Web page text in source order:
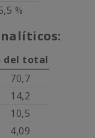
%
del total
70,7
14,2
10,5
4,09